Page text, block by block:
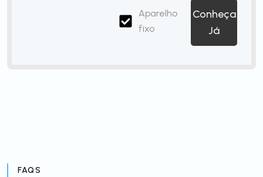
Aparelho
fixo
Conheça
Já
FAQS